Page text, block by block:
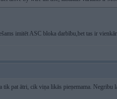
imitēt ASC bloka darbību,bet tas ir
tik pat ātri, cik viņa likās pieņemama. Negribu